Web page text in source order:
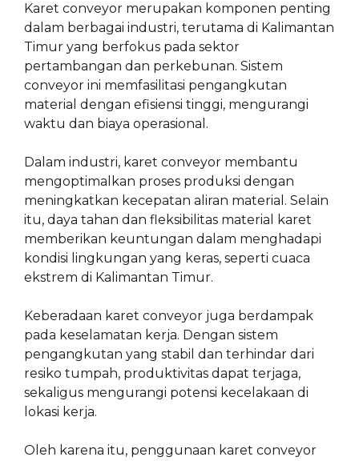
Karet conveyor merupakan komponen penting
dalam berbagai industri, terutama di Kalimantan
Timur yang berfokus pada sektor
pertambangan dan perkebunan. Sistem
conveyor ini memfasilitasi pengangkutan
material dengan efisiensi tinggi, mengurangi
waktu dan biaya operasional.
Dalam industri, karet conveyor membantu
mengoptimalkan proses produksi dengan
meningkatkan kecepatan aliran material. Selain
itu, daya tahan dan fleksibilitas material karet
memberikan keuntungan dalam menghadapi
kondisi lingkungan yang keras, seperti cuaca
ekstrem di Kalimantan Timur.
Keberadaan karet conveyor juga berdampak
pada keselamatan kerja. Dengan sistem
pengangkutan yang stabil dan terhindar dari
resiko tumpah, produktivitas dapat terjaga,
sekaligus mengurangi potensi kecelakaan di
lokasi kerja.
Oleh karena itu, penggunaan karet conveyor